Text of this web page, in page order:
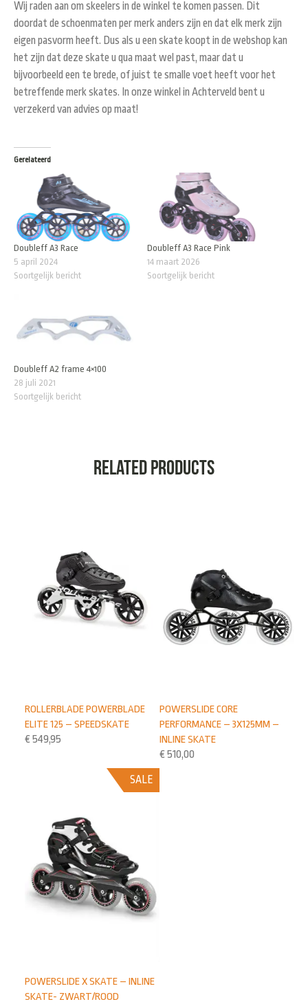
Wij raden aan om skeelers in de winkel te komen passen. Dit
doordat de schoenmaten per merk anders zijn en dat elk merk zijn
eigen pasvorm heeft. Dus als u een skate koopt in de webshop kan
het zijn dat deze skate u qua maat wel past, maar dat u
bijvoorbeeld een te brede, of juist te smalle voet heeft voor het
betreffende merk skates. In onze winkel in Achterveld bent u
verzekerd van advies op maat!
Gerelateerd
Doubleff A3 Race
5 april 2024
Soortgelijk bericht
Doubleff A3 Race Pink
14 maart 2026
Soortgelijk bericht
Doubleff A2 frame 4×100
28 juli 2021
Soortgelijk bericht
Related products
POWERSLIDE CORE
PERFORMANCE – 3X125MM –
INLINE SKATE
€ 510,00
ROLLERBLADE POWERBLADE
ELITE 125 – SPEEDSKATE
€ 549,95
SALE
POWERSLIDE X SKATE – INLINE
SKATE- ZWART/ROOD